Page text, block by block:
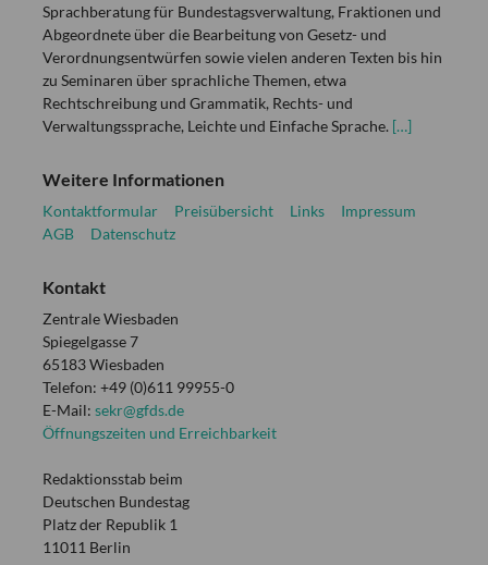
Sprachberatung für Bundestagsverwaltung, Fraktionen und
Abgeordnete über die Bearbeitung von Gesetz- und
Verordnungsentwürfen sowie vielen anderen Texten bis hin
zu Seminaren über sprachliche Themen, etwa
Rechtschreibung und Grammatik, Rechts- und
Verwaltungssprache, Leichte und Einfache Sprache. […]
Weitere Informationen
Kontaktformular Preisübersicht Links
Impressum
AGB
Datenschutz
Kontakt
Zentrale Wiesbaden
Spiegelgasse 7
65183 Wiesbaden
Telefon: +49 (0)611 99955-0
E-Mail: sekr@gfds.de
Öffnungszeiten und Erreichbarkeit
Redaktionsstab beim
Deutschen Bundestag
Platz der Republik 1
11011 Berlin